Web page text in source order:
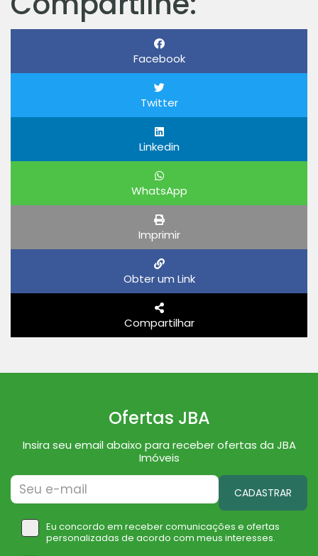
Facebook
Twitter
Linkedin
WhatsApp
Imprimir
Obter um Link
Compartilhar
Ofertas JBA
Insira seu email abaixo para receber ofertas da JBA
Imóveis
CADASTRAR
Eu concordo em receber comunicações e ofertas
personalizadas de acordo com meus interesses.